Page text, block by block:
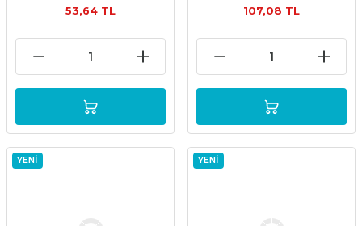
53,64 TL 107,08 TL
YENİ YENİ